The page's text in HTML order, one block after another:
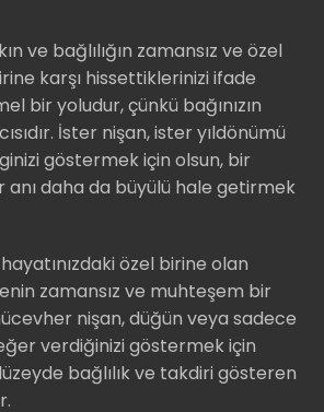
ve bağlılığın zamansız ve özel
karşı hissettiklerinizi ifade
bir yoludur, çünkü bağınızın
İster nişan, ister yıldönümü
göstermek için olsun, bir
anı daha da büyülü hale getirmek
özel birine olan
zamansız ve muhteşem bir
nişan, düğün veya sadece
verdiğinizi göstermek için
bağlılık ve takdiri gösteren